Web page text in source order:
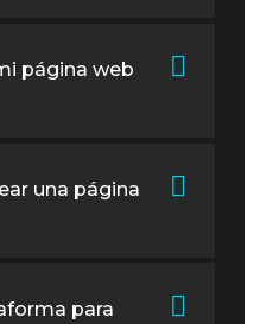
página web
una página
para